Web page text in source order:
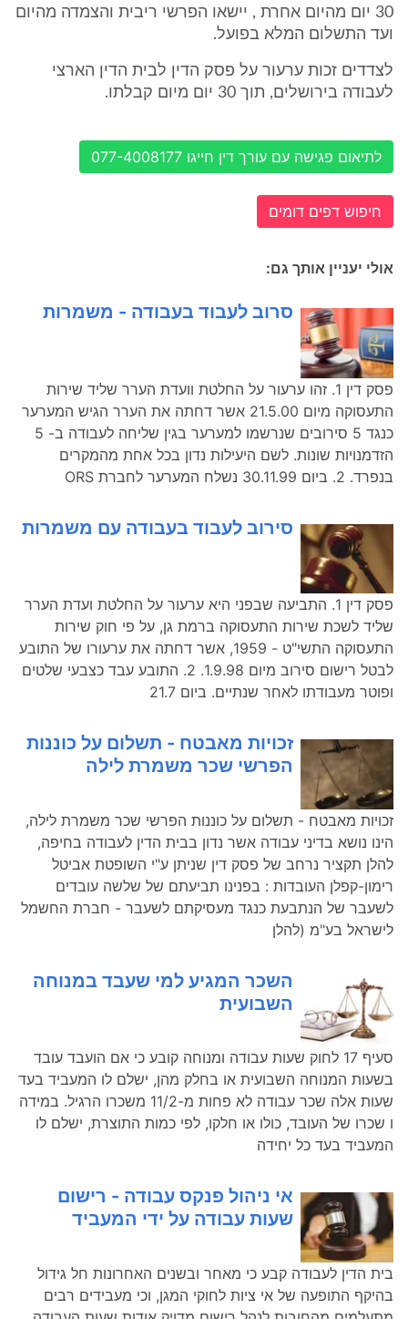
30 יום מהיום אחרת , יישאו הפרשי ריבית והצמדה מהיום
ועד התשלום המלא בפועל.
לצדדים זכות ערעור על פסק הדין לבית הדין הארצי
לעבודה בירושלים, תוך 30 יום מיום קבלתו.
לתיאום פגישה עם עורך דין חייגו 077-4008177
חיפוש דפים דומים
אולי יעניין אותך גם:
סרוב לעבוד בעבודה - משמרות
פסק דין 1. זהו ערעור על החלטת וועדת הערר שליד שירות
התעסוקה מיום 21.5.00 אשר דחתה את הערר הגיש המערער
כנגד 5 סירובים שנרשמו למערער בגין שליחה לעבודה ב- 5
הזדמנויות שונות. לשם היעילות נדון בכל אחת מהמקרים
בנפרד. 2. ביום 30.11.99 נשלח המערער לחברת ORS
סירוב לעבוד בעבודה עם משמרות
פסק דין 1. התביעה שבפני היא ערעור על החלטת ועדת הערר
שליד לשכת שירות התעסוקה ברמת גן, על פי חוק שירות
התעסוקה התשי"ט - 1959, אשר דחתה את ערעורו של התובע
לבטל רישום סירוב מיום 1.9.98. 2. התובע עבד כצבעי שלטים
ופוטר מעבודתו לאחר שנתיים. ביום 21.7
זכויות מאבטח - תשלום על כוננות
הפרשי שכר משמרת לילה
זכויות מאבטח - תשלום על כוננות הפרשי שכר משמרת לילה,
הינו נושא בדיני עבודה אשר נדון בבית הדין לעבודה בחיפה,
להלן תקציר נרחב של פסק דין שניתן ע"י השופטת אביטל
רימון-קפלן העובדות : בפנינו תביעתם של שלשה עובדים
לשעבר של הנתבעת כנגד מעסיקתם לשעבר - חברת החשמל
לישראל בע"מ (להלן
השכר המגיע למי שעבד במנוחה
השבועית
סעיף 17 לחוק שעות עבודה ומנוחה קובע כי אם הועבד עובד
בשעות המנוחה השבועית או בחלק מהן, ישלם לו המעביד בעד
שעות אלה שכר עבודה לא פחות מ-11/2 משכרו הרגיל. במידה
ו שכרו של העובד, כולו או חלקו, לפי כמות התוצרת, ישלם לו
המעביד בעד כל יחידה
אי ניהול פנקס עבודה - רישום
שעות עבודה על ידי המעביד
בית הדין לעבודה קבע כי מאחר ובשנים האחרונות חל גידול
בהיקף התופעה של אי ציות לחוקי המגן, וכי מעבידים רבים